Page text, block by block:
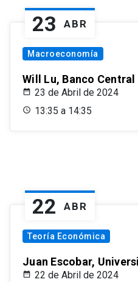
23 ABR
Macroeconomía
Will Lu, Banco
23 de Abril de 2024
13:35 a 14:35
22 ABR
Teoría Económica
Juan Escobar,
22 de Abril de 2024